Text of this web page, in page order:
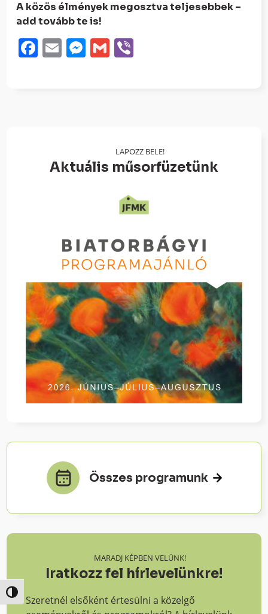
Nagy kontraszt váltása
A közös élmények megosztva teljesebbek –
add tovább te is!
Facebook
EmailMessenger
Gmail
LAPOZZ BELE!
Aktuális műsorfüzetünk
Összes programunk
MARADJ KÉPBEN VELÜNK!
Iratkozz fel hírlevelünkre!
Szeretnél elsőként értesülni a közelgő